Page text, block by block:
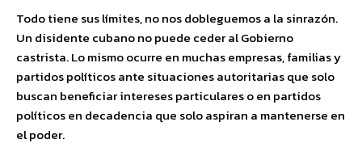
Todo tiene sus límites, no nos dobleguemos a la sinrazón.
Un disidente cubano no puede ceder al Gobierno
castrista. Lo mismo ocurre en muchas empresas, familias y
partidos políticos ante situaciones autoritarias que solo
buscan beneficiar intereses particulares o en partidos
políticos en decadencia que solo aspiran a mantenerse en
el poder.